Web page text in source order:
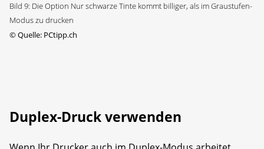
Bild 9: Die Option Nur schwarze Tinte kommt billiger, als im Graustufen-
Modus zu drucken
©Quelle: PCtipp.ch
Duplex-Druck verwenden